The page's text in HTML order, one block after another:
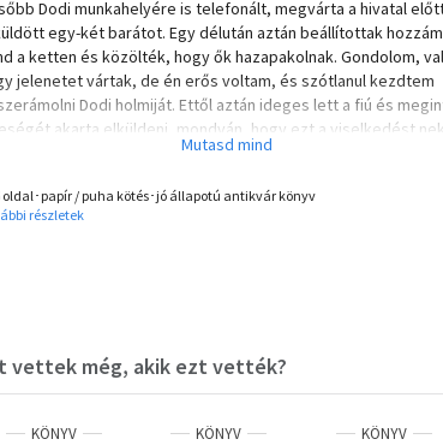
Dodi munkahelyére is telefonált, megvárta a hivatal
egy-két barátot. Egy délután aztán beállítottak hozzám
a ketten és közölték, hogy ők hazapakolnak. Gondolom,
jelenetet vártak, de én erős voltam, és szótlanul kezdtem
Dodi holmiját. Ettől aztán ideges lett a fiú és
akarta elküldeni, mondván, hogy ezt a viselkedést
Lilivel. Valamit tisztáznunk kell.
hogy az asszony nyugodt lehet, velem ő már soha
még jött volna egy párszor, persze feleség nélkül, de nekem
elegem volt. Pedig szerettem. Úgy tudom, gyerekük
oldal･papír / puha kötés･jó állapotú antikvár könyv
részletek
vettek még, akik ezt vették?
KÖNYV KÖNYV KÖNYV